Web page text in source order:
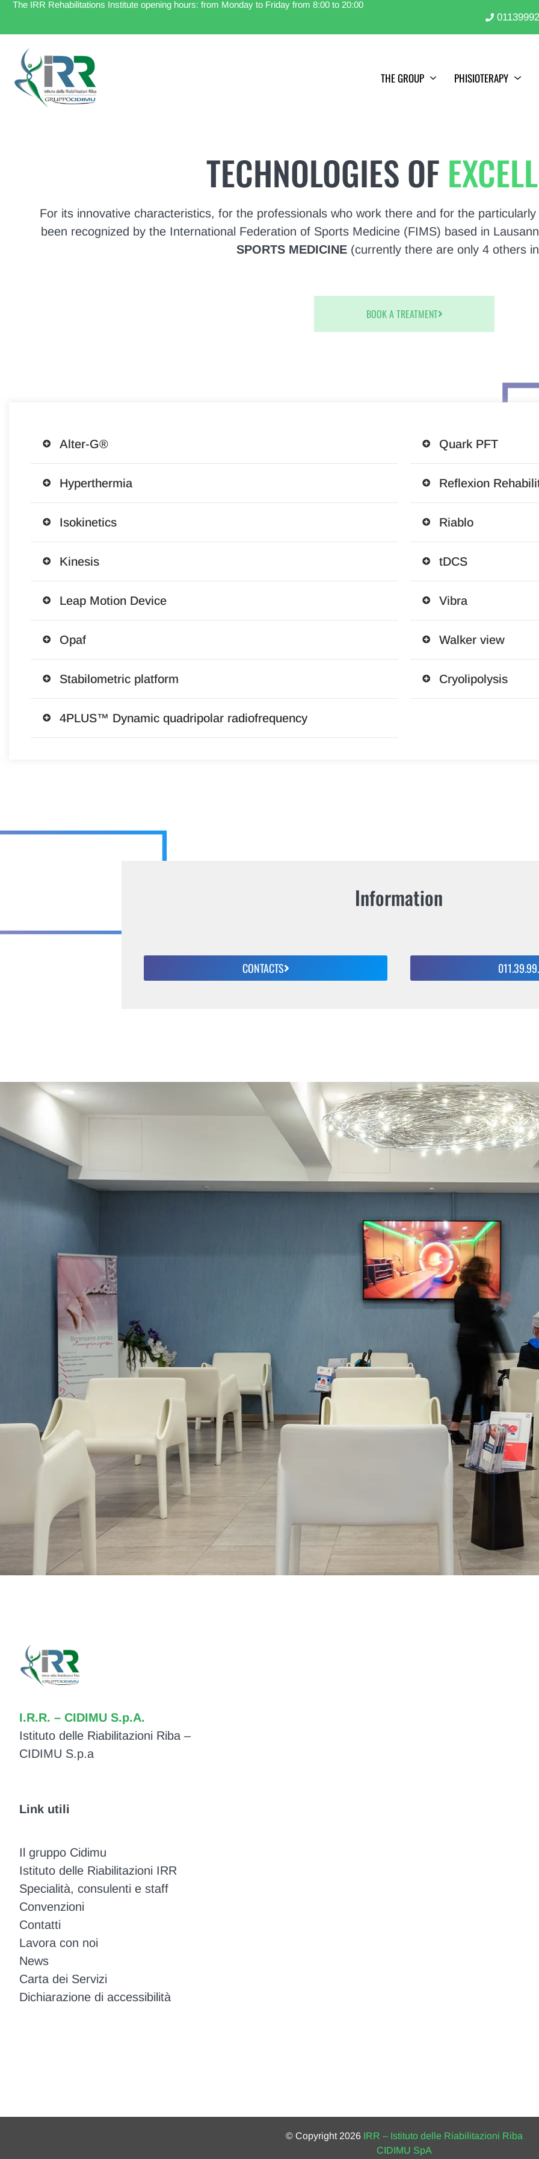
The IRR Rehabilitations Institute opening hours: from Monday to Friday from 8:00 to 20:00
THE GROUP PHISIOTERAPY
TECHNOLOGIES OF
For its innovative characteristics, for the professionals who work there and for the
been recognized by the International Federation of Sports Medicine (FIMS) based in
SPORTS MEDICINE(currently there are only 4 others
BOOK A TREATMENT
Alter-G®
Hyperthermia
Isokinetics
Kinesis
Leap Motion Device
Opaf
Stabilometric platform
4PLUS™ Dynamic quadripolar radiofrequency
Quark PFT
Reflexion
Riablo
tDCS
Vibra
Walker view
Cryolipolysis
Information
CONTACTS
I.R.R. – CIDIMU S.p.A.
Istituto delle Riabilitazioni Riba –
CIDIMU S.p.a
Link utili
Il gruppo Cidimu
Istituto delle Riabilitazioni IRR
Specialità, consulenti e staff
Convenzioni
Contatti
Lavora con noi
News
Carta dei Servizi
Dichiarazione di accessibilità
© Copyright 2026 IRR – Istituto delle Riabilitazioni Riba
CIDIMU SpA